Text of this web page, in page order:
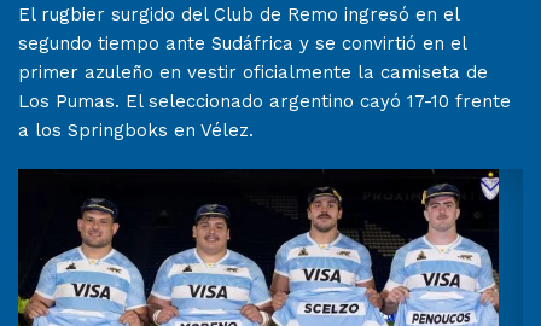
El rugbier surgido del Club de Remo ingresó en el
segundo tiempo ante Sudáfrica y se convirtió en el
primer azuleño en vestir oficialmente la camiseta de
Los Pumas. El seleccionado argentino cayó 17-10 frente
a los Springboks en Vélez.